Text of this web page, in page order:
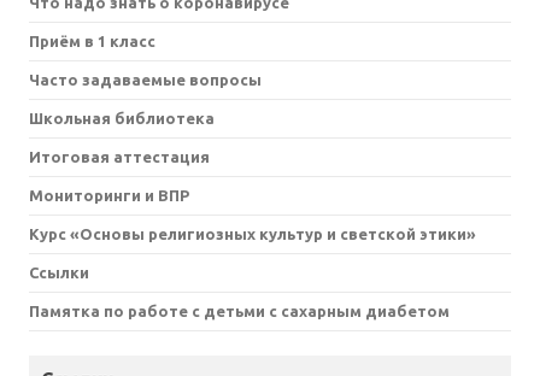
Приём в 1 класс
Часто задаваемые вопросы
Школьная библиотека
Итоговая аттестация
Мониторинги и ВПР
Курс «Основы религиозных культур и светской этики»
Ссылки
Памятка по работе с детьми с сахарным диабетом